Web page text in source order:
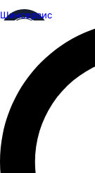
Шинсервис